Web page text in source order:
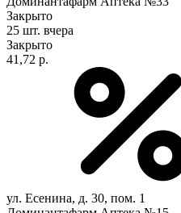
Закрыто
25 шт. вчера
Закрыто
41,72 р.
ул. Есенина, д. 30, пом. 1